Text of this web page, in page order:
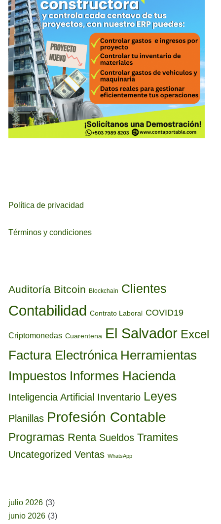
Política de privacidad
Términos y condiciones
Auditoría Bitcoin Blockchain Clientes
Contabilidad Contrato Laboral COVID19
Criptomonedas Cuarentena El Salvador Excel
Factura Electrónica Herramientas
Impuestos Informes Hacienda
Inteligencia Artificial Inventario Leyes
Planillas Profesión Contable
Programas Renta Sueldos Tramites
Uncategorized Ventas WhatsApp
julio 2026 (3)
junio 2026 (3)